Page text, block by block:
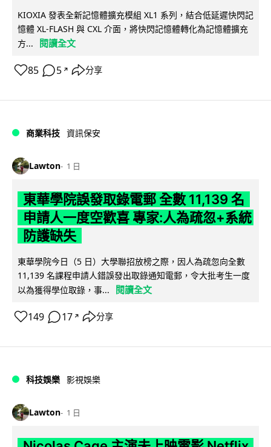
KIOXIA 發表全新記憶體擴充模組 XL1 系列，結合低延遲快閃記
憶體 XL-FLASH 與 CXL 介面，將快閃記憶體轉化為記憶體擴充
方...
閱讀全文
85 5 ↗ 分享
商業科技 資訊保安
Lawton 1 日
東華學院誤發取錄電郵 全數 11,139 名
申請人一度空歡喜 專家:人為疏忽+系統
防護缺失
東華學院今日（5 日）大學聯招放榜之際，因人為疏忽向全數
11,139 名課程申請人錯誤發出取錄通知電郵，令大批考生一度
以為獲得學位取錄，事...
閱讀全文
149 17 ↗ 分享
科技娛樂 影視娛樂
Lawton 1 日